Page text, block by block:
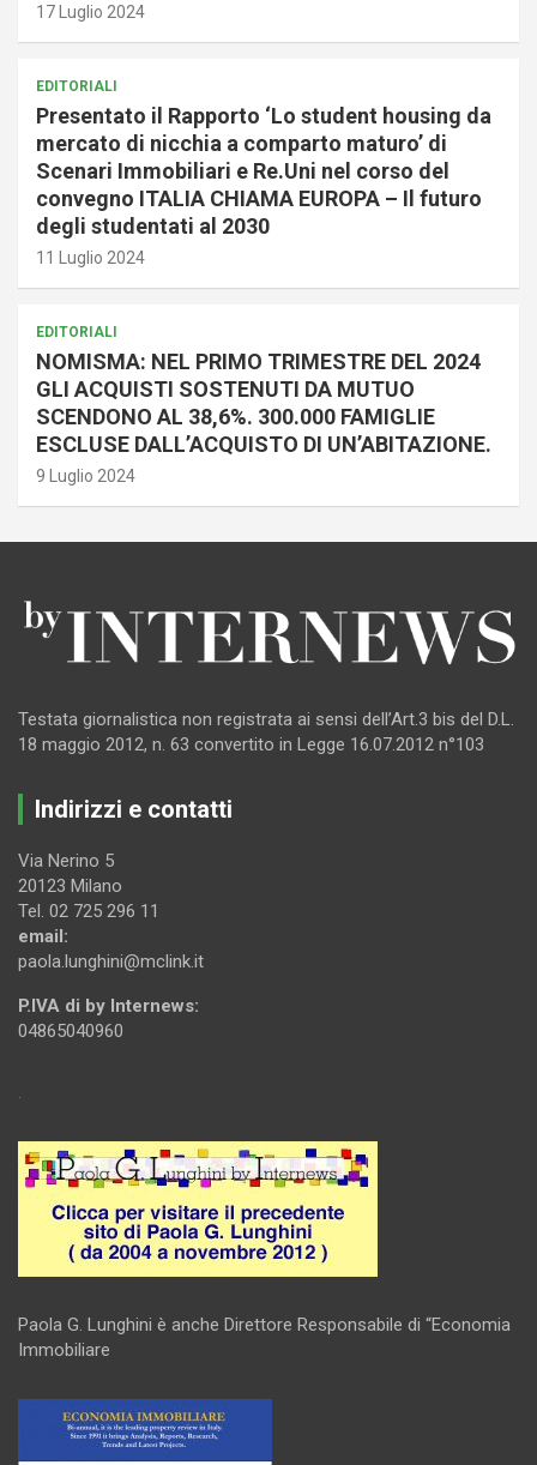
17 Luglio 2024
EDITORIALI
Presentato il Rapporto ‘Lo student housing da
mercato di nicchia a comparto maturo’ di
Scenari Immobiliari e Re.Uni nel corso del
convegno ITALIA CHIAMA EUROPA – Il futuro
degli studentati al 2030
11 Luglio 2024
EDITORIALI
NOMISMA: NEL PRIMO TRIMESTRE DEL 2024
GLI ACQUISTI SOSTENUTI DA MUTUO
SCENDONO AL 38,6%. 300.000 FAMIGLIE
ESCLUSE DALL’ACQUISTO DI UN’ABITAZIONE.
9 Luglio 2024
Testata giornalistica non registrata ai sensi dell’Art.3 bis del D.L.
18 maggio 2012, n. 63 convertito in Legge 16.07.2012 n°103
Indirizzi e contatti
Via Nerino 5
20123 Milano
Tel. 02 725 296 11
email:
paola.lunghini@mclink.it
P.IVA di by Internews:
04865040960
.
Paola G. Lunghini è anche Direttore Responsabile di “Economia
Immobiliare